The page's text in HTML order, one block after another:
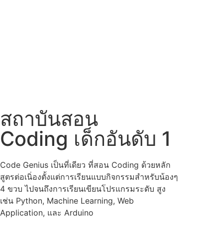
สถาบันสอน
Coding เด็กอันดับ 1
Code Genius เป็นที่เดียว ที่สอน Coding ด้วยหลัก
สูตรต่อเนิ่องตั้งแต่การเรียนแบบกิจกรรมสำหรับน้องๆ
4 ขวบ ไปจนถึงการเรียนเขียนโปรแกรมระดับ สูง
เช่น Python, Machine Learning, Web
Application, และ Arduino